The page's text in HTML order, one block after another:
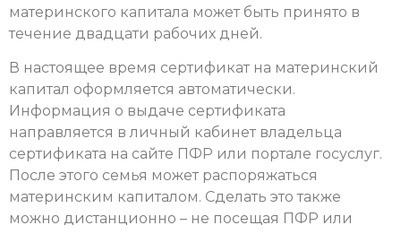
материнского капитала может быть принято в
течение двадцати рабочих дней.
В настоящее время сертификат на материнский
капитал оформляется автоматически.
Информация о выдаче сертификата
направляется в личный кабинет владельца
сертификата на сайте ПФР или портале госуслуг.
После этого семья может распоряжаться
материнским капиталом. Сделать это также
можно дистанционно – не посещая ПФР или